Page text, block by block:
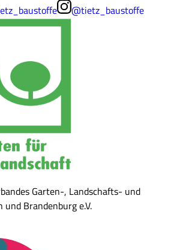
@tietz_baustoffe
Garten-, Landschafts- und
Brandenburg e.V.